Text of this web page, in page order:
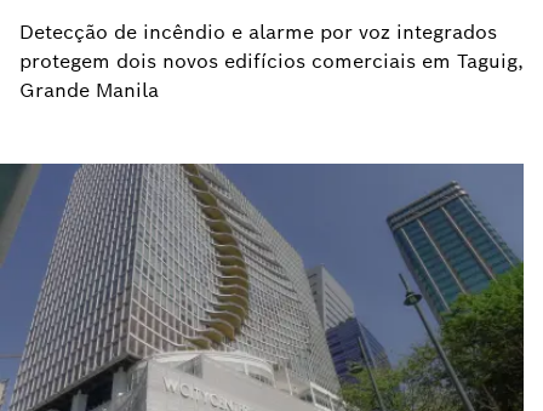
Detecção de incêndio e alarme por voz integrados
protegem dois novos edifícios comerciais em Taguig,
Grande Manila